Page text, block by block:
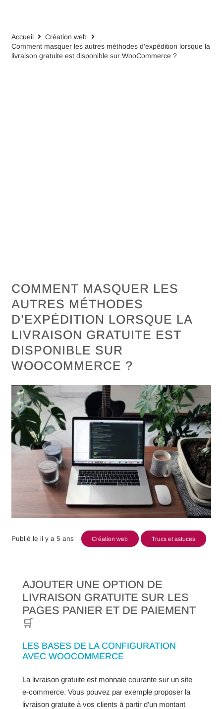
Accueil
Création web
Comment masquer les autres méthodes d’expédition lorsque la
livraison gratuite est disponible sur WooCommerce ?
COMMENT MASQUER LES
AUTRES MÉTHODES
D’EXPÉDITION LORSQUE LA
LIVRAISON GRATUITE EST
DISPONIBLE SUR
WOOCOMMERCE ?
Publié le il y a 5 ans Création web Trucs et astuces
AJOUTER UNE OPTION DE
LIVRAISON GRATUITE SUR LES
PAGES PANIER ET DE PAIEMENT
🛒
LES BASES DE LA CONFIGURATION
AVEC WOOCOMMERCE
La livraison gratuite est monnaie courante sur un site
e-commerce. Vous pouvez par exemple proposer la
livraison gratuite à vos clients à partir d’un montant